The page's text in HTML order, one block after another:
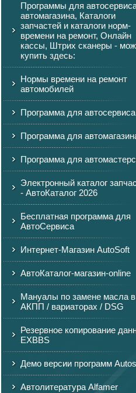
Программы для
автомагазина, Каталоги
запчастей и каталоги норм-
времени на ремонт, Онлайн
кассы, Штрих сканеры -
купить здесь:
Нормы времени на ремонт
автомобилей
Программа для автосервиса
Программа для
Программа для
Электронный каталог
- АвтоКаталог 2026
Бесплатная программа для
АвтоСервиса
Интернет-Магазин AutoSoft
АвтоКаталог-магазин-online
Мануалы по замене масла в
АКПП / вариаторах / DSG
Резервное копирование
EXBBS
Демо версии программ
Автолитература Alfamer